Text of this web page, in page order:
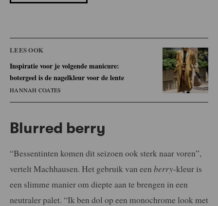
LEES OOK
Inspiratie voor je volgende manicure:
botergeel is de nagelkleur voor de lente
HANNAH COATES
Blurred berry
“Bessentinten komen dit seizoen ook sterk naar voren”,
vertelt Machhausen. Het gebruik van een berry-kleur is
een slimme manier om diepte aan te brengen in een
neutraler palet. “Ik ben dol op een monochrome look met